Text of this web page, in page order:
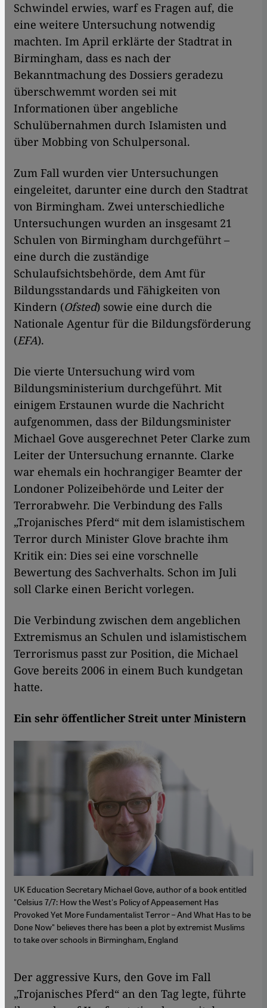
Schwindel erwies, warf es Fragen auf, die
eine weitere Untersuchung notwendig
machten. Im April erklärte der Stadtrat in
Birmingham, dass es nach der
Bekanntmachung des Dossiers geradezu
überschwemmt worden sei mit
Informationen über angebliche
Schulübernahmen durch Islamisten und
über Mobbing von Schulpersonal.
Zum Fall wurden vier Untersuchungen
eingeleitet, darunter eine durch den Stadtrat
von Birmingham. Zwei unterschiedliche
Untersuchungen wurden an insgesamt 21
Schulen von Birmingham durchgeführt –
eine durch die zuständige
Schulaufsichtsbehörde, dem Amt für
Bildungsstandards und Fähigkeiten von
Kindern (Ofsted) sowie eine durch die
Nationale Agentur für die Bildungsförderung
(EFA).
Die vierte Untersuchung wird vom
Bildungsministerium durchgeführt. Mit
einigem Erstaunen wurde die Nachricht
aufgenommen, dass der Bildungsminister
Michael Gove ausgerechnet Peter Clarke zum
Leiter der Untersuchung ernannte. Clarke
war ehemals ein hochrangiger Beamter der
Londoner Polizeibehörde und Leiter der
Terrorabwehr. Die Verbindung des Falls
„Trojanisches Pferd“ mit dem islamistischem
Terror durch Minister Glove brachte ihm
Kritik ein: Dies sei eine vorschnelle
Bewertung des Sachverhalts. Schon im Juli
soll Clarke einen Bericht vorlegen.
Die Verbindung zwischen dem angeblichen
Extremismus an Schulen und islamistischem
Terrorismus passt zur Position, die Michael
Gove bereits 2006 in einem Buch kundgetan
hatte.
Ein sehr öffentlicher Streit unter Ministern
UK Education Secretary Michael Gove, author of a book entitled
"Celsius 7/7: How the West's Policy of Appeasement Has
Provoked Yet More Fundamentalist Terror – And What Has to be
Done Now" believes there has been a plot by extremist Muslims
to take over schools in Birmingham, England
Der aggressive Kurs, den Gove im Fall
„Trojanisches Pferd“ an den Tag legte, führte